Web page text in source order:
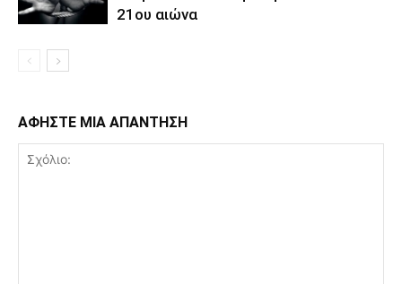
21ου αιώνα
ΑΦΗΣΤΕ ΜΙΑ ΑΠΑΝΤΗΣΗ